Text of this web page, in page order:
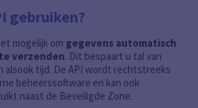
gebruiken?
mogelijk om gegevens automatisch
verzenden. Dit bespaart u tal van
alsook tijd. De API wordt rechtstreeks
beheerssoftware en kan ook
naast de Beveiligde Zone.